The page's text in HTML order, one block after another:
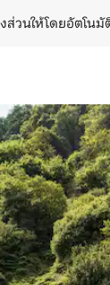
ส่วนให้โดยอัตโนมั